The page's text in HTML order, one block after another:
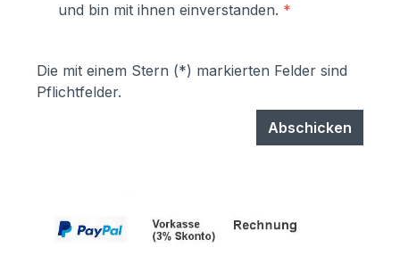
und bin mit ihnen einverstanden. *
Die mit einem Stern (*) markierten Felder sind
Pflichtfelder.
Abschicken